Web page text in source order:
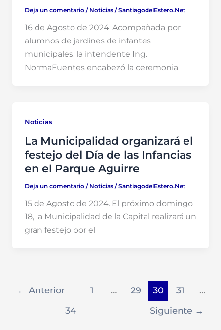
Deja un comentario / Noticias/SantiagodelEstero.Net
16 de Agosto de 2024. Acompañada por
alumnos de jardines de infantes
municipales, la intendente Ing.
NormaFuentes encabezó la ceremonia
Noticias
La Municipalidad organizará el
festejo del Día de las Infancias
en el Parque Aguirre
Deja un comentario / Noticias/SantiagodelEstero.Net
15 de Agosto de 2024. El próximo domingo
18, la Municipalidad de la Capital realizará un
gran festejo por el
← Anterior 1 … 29 30 31
…
34
Siguiente →